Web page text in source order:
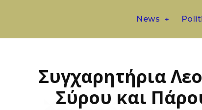
News
Συγχαρητήρια
Σύρου και